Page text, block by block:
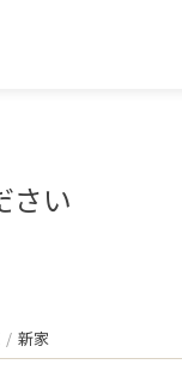
さい
新家